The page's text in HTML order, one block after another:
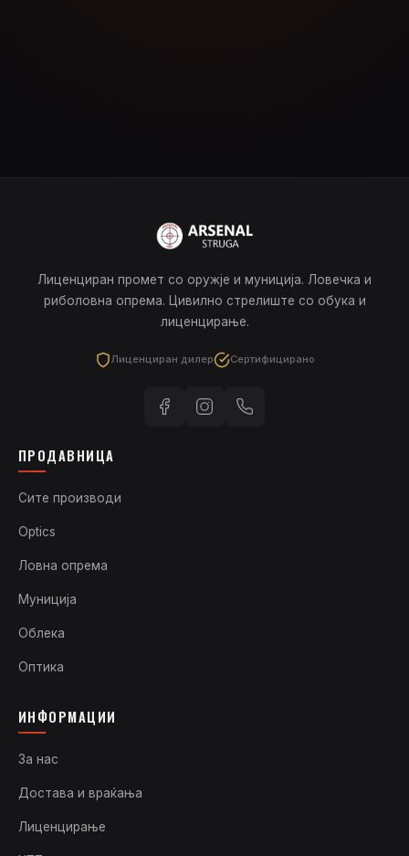
Лиценциран промет со оружје и муниција. Ловечка и
риболовна опрема. Цивилно стрелиште со обука и
лиценцирање.
Лиценциран дилер Сертифицирано
ПРОДАВНИЦА
Сите производи
Optics
Ловна опрема
Муниција
Облека
Оптика
ИНФОРМАЦИИ
За нас
Достава и враќања
Лиценцирање